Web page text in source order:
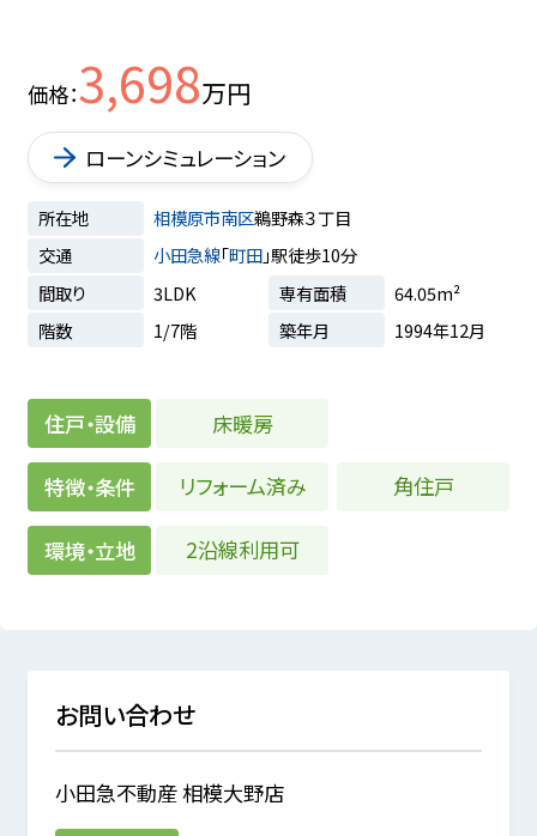
価格 3,698万円
ローンシミュレーション
所在地 相模原市南区鵜野森３丁目
交通
小田急線「町田」駅徒歩10分
間取り
3LDK 専有面積
64.05m²
階数
1/7階 築年月 1994年12月
住戸・設備 床暖房
特徴・条件 リフォーム済み 角住戸
環境・立地 2沿線利用可
お問い合わせ
小田急不動産 相模大野店